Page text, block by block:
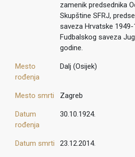
zamenik predsednika
Skupštine SFRJ,
saveza Hrvatske
Fudbalskog saveza
godine.
Mesto
rođenja
Dalj (Osijek)
Mesto smrti Zagreb
Datum
rođenja
30.10.1924.
Datum smrti 23.12.2014.